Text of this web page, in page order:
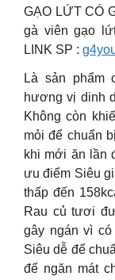
GẠO LỨT CÓ
gà viên gạo
LINK SP :
Là sản phẩm
hương vị dinh
Không còn
mỏi để chuẩn
khi mới ăn lần
ưu điểm Siêu
thấp đến
Rau củ tươi
gây ngán vì
Siêu dễ để
để ngăn mát